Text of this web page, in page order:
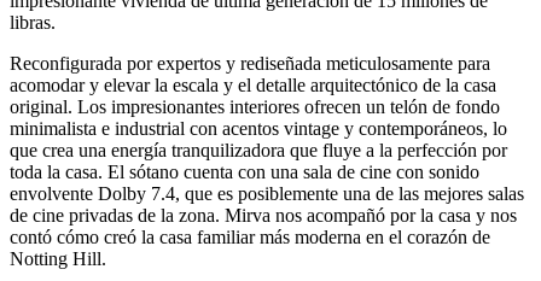
libras.
Reconfigurada por expertos y rediseñada meticulosamente para
acomodar y elevar la escala y el detalle arquitectónico de la casa
original. Los impresionantes interiores ofrecen un telón de fondo
minimalista e industrial con acentos vintage y contemporáneos, lo
que crea una energía tranquilizadora que fluye a la perfección por
toda la casa. El sótano cuenta con una sala de cine con sonido
envolvente Dolby 7.4, que es posiblemente una de las mejores salas
de cine privadas de la zona. Mirva nos acompañó por la casa y nos
contó cómo creó la casa familiar más moderna en el corazón de
Notting Hill.